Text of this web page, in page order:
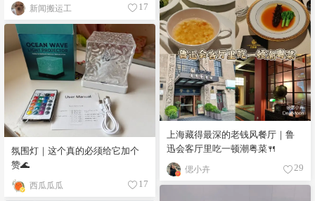
新闻搬运工 17
上海藏得最深的老钱风餐厅｜鲁
迅会客厅里吃一顿潮粤菜🍴
偲小卉 29
氛围灯｜这个真的必须给它加个
赞🌊
西瓜瓜瓜 17